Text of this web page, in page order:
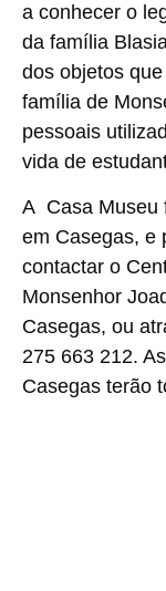
a conhecer o
da família
dos objetos
família de
pessoais
vida de
A Casa Museu
em Casegas, e
contactar o
Monsenhor
Casegas, ou
275 663 212.
Casegas terão